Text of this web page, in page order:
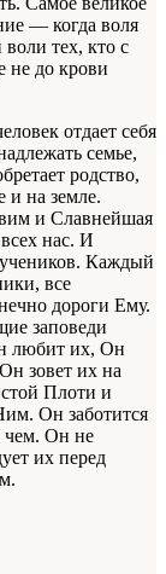
— когда воля
тех, кто с
не до крови
отдает себя
семье,
родство,
и на земле.
и Славнейшая
нас. И
учеников. Каждый
все
дороги Ему.
заповеди
любит их, Он
зовет их на
Плоти и
Он заботится
чем. Он не
их перед